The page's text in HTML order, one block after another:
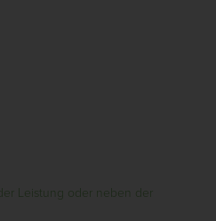
Leistung oder neben der